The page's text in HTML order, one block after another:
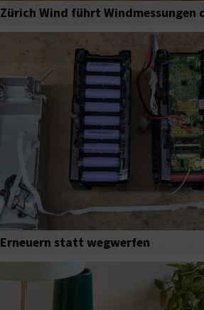
Zürich Wind führt Windmessungen
Erneuern statt wegwerfen